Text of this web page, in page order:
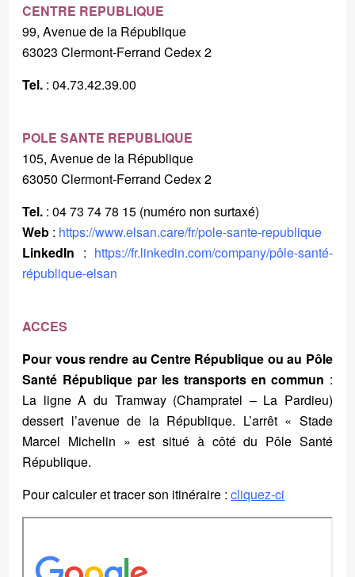
CENTRE REPUBLIQUE
99, Avenue de la République
63023 Clermont-Ferrand Cedex 2
Tel. : 04.73.42.39.00
POLE SANTE REPUBLIQUE
105, Avenue de la République
63050 Clermont-Ferrand Cedex 2
Tel. : 04 73 74 78 15 (numéro non surtaxé)
Web : https://www.elsan.care/fr/pole-sante-republique
LinkedIn : https://fr.linkedin.com/company/pôle-santé-
république-elsan
ACCES
Pour vous rendre au Centre République ou au Pôle
Santé République par les transports en commun :
La ligne A du Tramway (Champratel – La Pardieu)
dessert l’avenue de la République. L’arrêt « Stade
Marcel Michelin » est situé à côté du Pôle Santé
République.
Pour calculer et tracer son itinéraire :cliquez-ci